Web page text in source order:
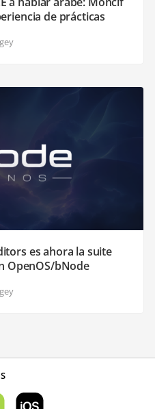
de prácticas
es ahora la suite
OpenOS/bNode